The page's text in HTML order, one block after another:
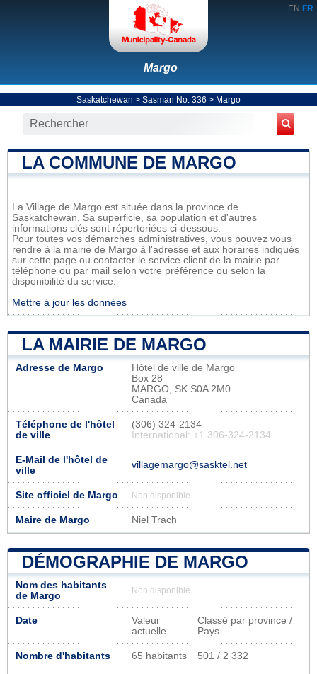
EN FR
Margo
Saskatchewan > Sasman No. 336 > Margo
LA COMMUNE DE MARGO
La Village de Margo est située dans la province de
Saskatchewan. Sa superficie, sa population et d'autres
informations clés sont répertoriées ci-dessous.
Pour toutes vos démarches administratives, vous pouvez vous
rendre à la mairie de Margo à l'adresse et aux horaires indiqués
sur cette page ou contacter le service client de la mairie par
téléphone ou par mail selon votre préférence ou selon la
disponibilité du service.
Mettre à jour les données
LA MAIRIE DE MARGO
Adresse de Margo
Hôtel de ville de Margo
Box 28
MARGO, SK S0A 2M0
Canada
Téléphone de l'hôtel
de ville
(306) 324-2134
International: +1 306-324-2134
E-Mail de l'hôtel de
ville
villagemargo@sasktel.net
Site officiel de Margo Non disponible
Maire de Margo Niel Trach
DÉMOGRAPHIE DE MARGO
Nom des habitants
de Margo
Non disponible
Date
Valeur
actuelle
Classé par province /
Pays
Nombre d'habitants 65 habitants 501 / 2 332